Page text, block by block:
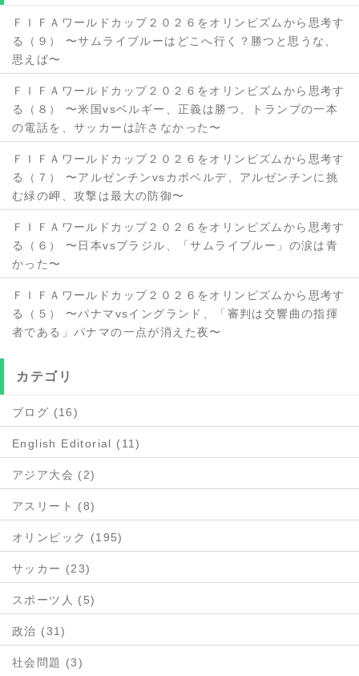
ＦＩＦＡワールドカップ２０２６をオリンピズムから思考す
る（９） 〜サムライブルーはどこへ行く？勝つと思うな、
思えば〜
ＦＩＦＡワールドカップ２０２６をオリンピズムから思考す
る（８） 〜米国vsベルギー、正義は勝つ、トランプの一本
の電話を、サッカーは許さなかった〜
ＦＩＦＡワールドカップ２０２６をオリンピズムから思考す
る（７） 〜アルゼンチンvsカポベルデ、アルゼンチンに挑
む緑の岬、攻撃は最大の防御〜
ＦＩＦＡワールドカップ２０２６をオリンピズムから思考す
る（６） 〜日本vsブラジル、「サムライブルー」の涙は青
かった〜
ＦＩＦＡワールドカップ２０２６をオリンピズムから思考す
る（５） 〜パナマvsイングランド、「審判は交響曲の指揮
者である」パナマの一点が消えた夜〜
カテゴリ
ブログ (16)
English Editorial (11)
アジア大会 (2)
アスリート (8)
オリンピック (195)
サッカー (23)
スポーツ人 (5)
政治 (31)
社会問題 (3)